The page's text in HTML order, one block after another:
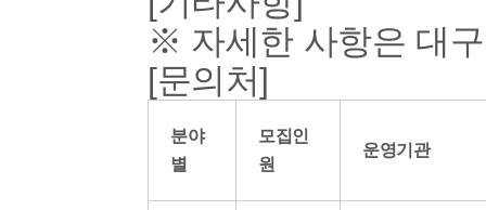
※ 자세한 사항은 대
[문의처]
분야
별
모집인
원
운영기관